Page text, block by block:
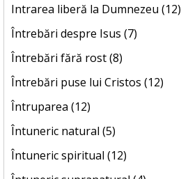
Intrarea liberă la Dumnezeu (12)
Întrebări despre Isus (7)
Întrebări fără rost (8)
Întrebări puse lui Cristos (12)
Întruparea (12)
Întuneric natural (5)
Întuneric spiritual (12)